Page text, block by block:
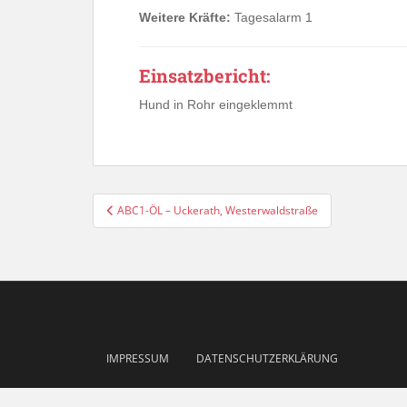
Weitere Kräfte: Tagesalarm 1
Einsatzbericht:
Hund in Rohr eingeklemmt
Beitragsnavigation
ABC1-ÖL – Uckerath, Westerwaldstraße
IMPRESSUM DATENSCHUTZERKLÄRUNG